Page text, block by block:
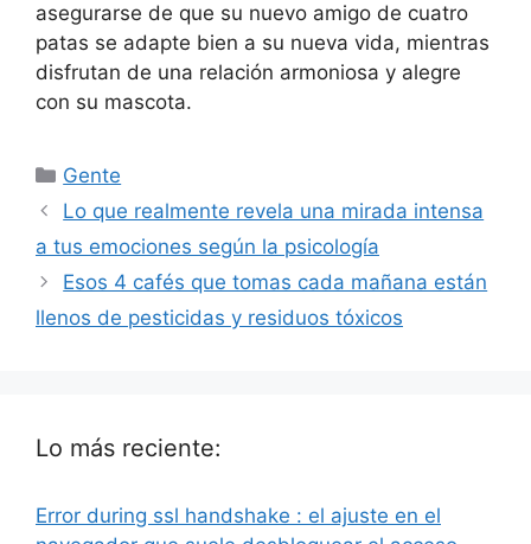
asegurarse de que su nuevo amigo de cuatro
patas se adapte bien a su nueva vida, mientras
disfrutan de una relación armoniosa y alegre
con su mascota.
Categorías
Gente
Lo que realmente revela una mirada intensa
a tus emociones según la psicología
Esos 4 cafés que tomas cada mañana están
llenos de pesticidas y residuos tóxicos
Lo más reciente:
Error during ssl handshake : el ajuste en el